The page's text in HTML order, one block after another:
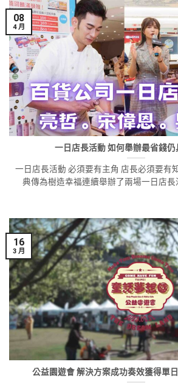
一日店長活動 如何舉辦最省錢仍
一日店長活動 必須要有主角 店長必須要有
典傳為樹造幸福連續舉辦了兩場一日店長
08
4 月
公益園遊會 解決方案成功奏效獲得單
16
3 月